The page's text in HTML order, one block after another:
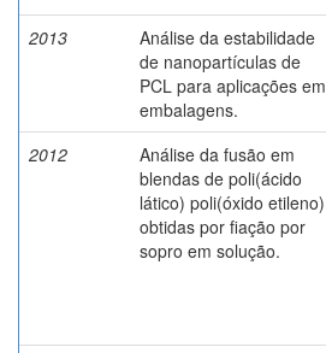
2013
Análise da estabilidade
de nanopartículas de
PCL para aplicações em
embalagens.
2012
Análise da fusão em
blendas de poli(ácido
lático) poli(óxido etileno)
obtidas por fiação por
sopro em solução.